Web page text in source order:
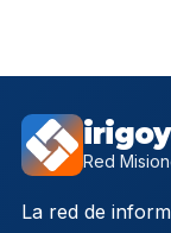
Red
La red de